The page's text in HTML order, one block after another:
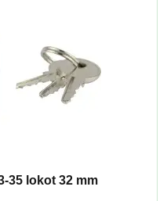
35 lokot 32 mm